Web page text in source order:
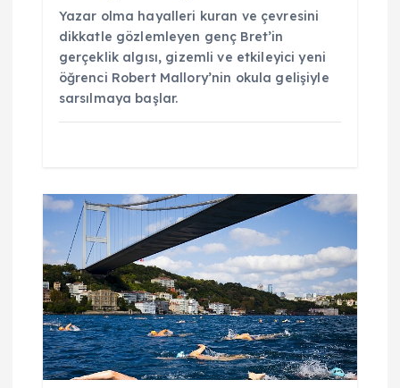
Yazar olma hayalleri kuran ve çevresini
dikkatle gözlemleyen genç Bret’in
gerçeklik algısı, gizemli ve etkileyici yeni
öğrenci Robert Mallory’nin okula gelişiyle
sarsılmaya başlar.